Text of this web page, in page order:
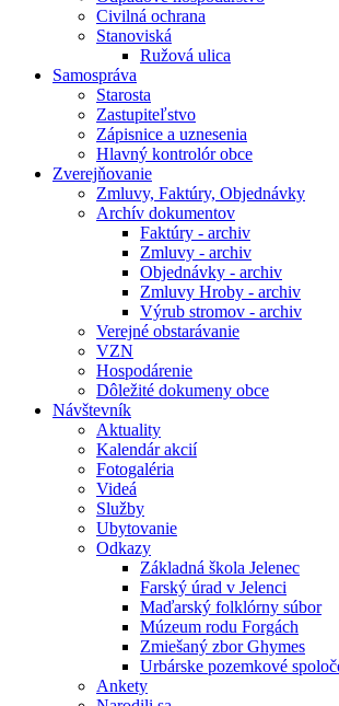
Civilná ochrana
Stanoviská
Ružová ulica
Samospráva
Starosta
Zastupiteľstvo
Zápisnice a uznesenia
Hlavný kontrolór obce
Zverejňovanie
Zmluvy, Faktúry, Objednávky
Archív dokumentov
Faktúry - archiv
Zmluvy - archiv
Objednávky - archiv
Zmluvy Hroby - archiv
Výrub stromov - archiv
Verejné obstarávanie
VZN
Hospodárenie
Dôležité dokumeny obce
Návštevník
Aktuality
Kalendár akcií
Fotogaléria
Videá
Služby
Ubytovanie
Odkazy
Základná škola Jelenec
Farský úrad v Jelenci
Maďarský folklórny súbor
Múzeum rodu Forgách
Zmiešaný zbor Ghymes
Urbárske pozemkové
Ankety